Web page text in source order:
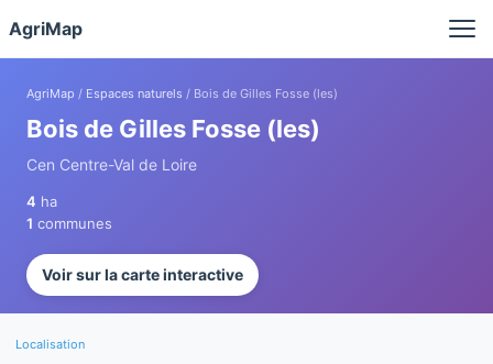
AgriMap
AgriMap / Espaces naturels / Bois de Gilles Fosse (les)
Bois de Gilles Fosse (les)
Cen Centre-Val de Loire
4 ha
1 communes
Voir sur la carte interactive
Localisation